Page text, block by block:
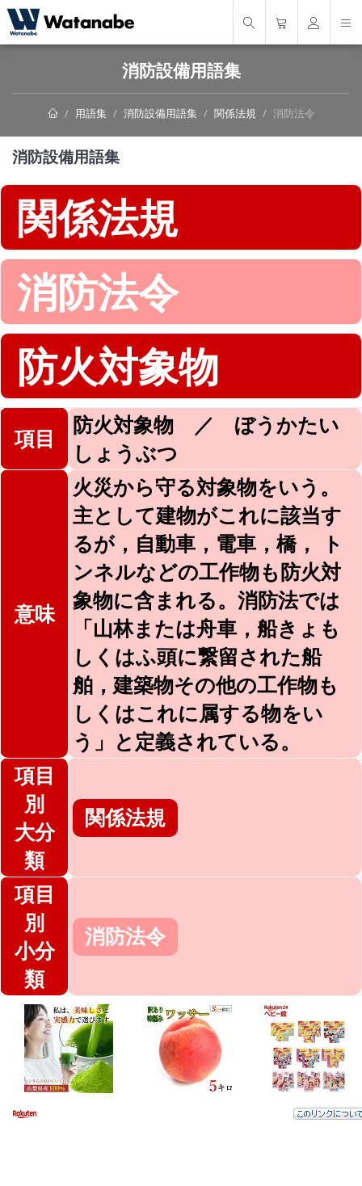
消防設備用語集
用語集 消防設備用語集 関係法規 消防法令
消防設備用語集
関係法規
消防法令
防火対象物
項目
防火対象物 ／ ぼうかたい
しょうぶつ
意味
火災から守る対象物をいう。
主として建物がこれに該当す
るが，自動車，電車，橋， ト
ンネルなどの工作物も防火対
象物に含まれる。消防法では
「山林または舟車，船きょも
しくはふ頭に繋留された船
舶，建築物その他の工作物も
しくはこれに属する物をい
う」と定義されている。
項目
別
大分
類
関係法規
項目
別
小分
類
消防法令